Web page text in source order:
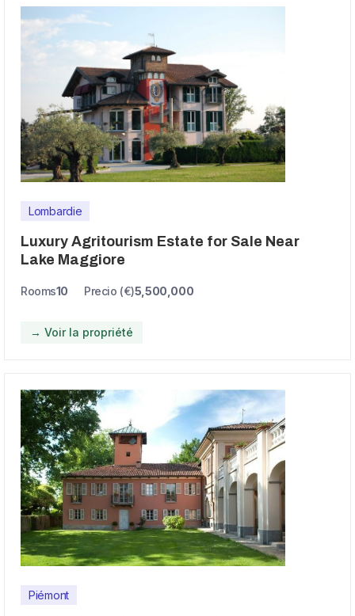
Lombardie
Luxury Agritourism Estate for Sale Near
Lake Maggiore
Rooms10 Precio (€)5,500,000
→ Voir la propriété
Piémont